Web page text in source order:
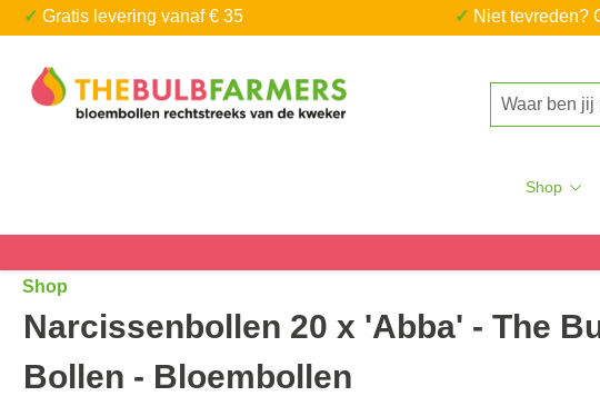
naar de hoofdinhoud
Ga naar de zoekopdracht
✓ Gratis levering vanaf € 35 ✓ Niet tevreden?
Shop
Shop
Narcissenbollen 20 x 'Abba' - The
Bollen - Bloembollen